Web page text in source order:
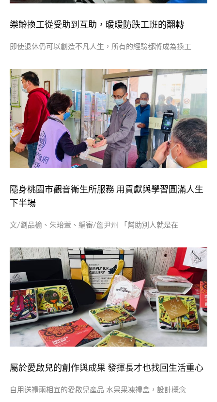
樂齡換工從受助到互助，暖暖防跌工班的翻轉
即使退休仍可以創造不凡人生，所有的經驗都將成為換工
隱身桃園市觀音衛生所服務 用貢獻與學習圓滿人生
下半場
文/劉品榆、朱珆萱、編審/詹尹州 「幫助別人就是在
屬於愛啟兒的創作與成果 發揮長才也找回生活重心
自用送禮兩相宜的愛啟兒產品 水果果凍禮盒，設計概念